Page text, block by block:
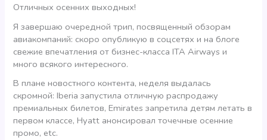
Отличных осенних выходных!
Я завершаю очередной трип, посвященный обзорам
авиакомпаний: скоро опубликую в соцсетях и на блоге
свежие впечатления от бизнес-класса ITA Airways и
много всякого интересного.
В плане новостного контента, неделя выдалась
скромной: Iberia запустила отличную распродажу
премиальных билетов, Emirates запретила детям летать в
первом классе, Hyatt анонсировал точечные осенние
промо, etc.